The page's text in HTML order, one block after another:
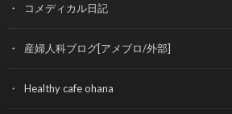
コメディカル日記
産婦人科ブログ[アメブロ/外部]
Healthy cafe ohana